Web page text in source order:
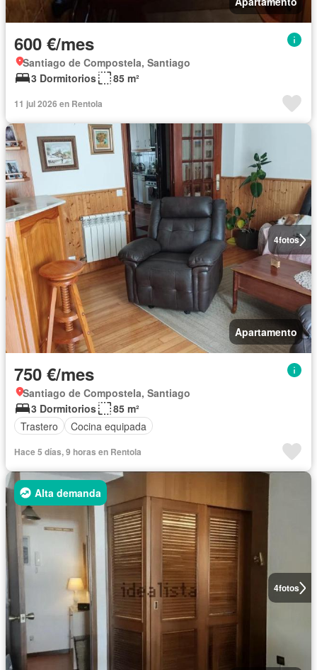
600 €/mes
Santiago de Compostela, Santiago
3 Dormitorios
85 m²
11 jul 2026 en Rentola
4fotos
Apartamento
750 €/mes
Santiago de Compostela, Santiago
3 Dormitorios
85 m²
Trastero
Cocina equipada
Hace 5 días, 9 horas en Rentola
4fotos
Alta demanda